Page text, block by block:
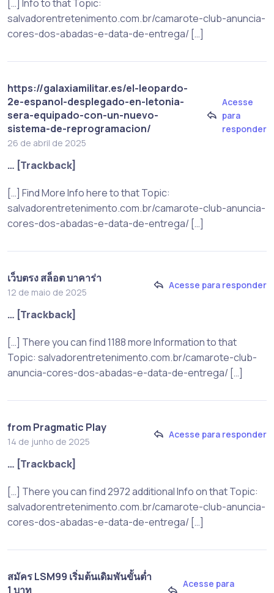
[…] Info to that Topic:
salvadorentretenimento.com.br/camarote-club-anuncia-
cores-dos-abadas-e-data-de-entrega/ […]
https://galaxiamilitar.es/el-leopardo-
2e-espanol-desplegado-en-letonia-
sera-equipado-con-un-nuevo-
sistema-de-reprogramacion/
26 de abril de 2025
Acesse
para
responder
… [Trackback]
[…] Find More Info here to that Topic:
salvadorentretenimento.com.br/camarote-club-anuncia-
cores-dos-abadas-e-data-de-entrega/ […]
เว็บตรง สล็อต บาคาร่า
12 de maio de 2025
Acesse para responder
… [Trackback]
[…] There you can find 1188 more Information to that
Topic: salvadorentretenimento.com.br/camarote-club-
anuncia-cores-dos-abadas-e-data-de-entrega/ […]
from Pragmatic Play
14 de junho de 2025
Acesse para responder
… [Trackback]
[…] There you can find 2972 additional Info on that Topic:
salvadorentretenimento.com.br/camarote-club-anuncia-
cores-dos-abadas-e-data-de-entrega/ […]
สมัคร LSM99 เริ่มต้นเดิมพันขั้นต่ำ
1 บาท
Acesse para